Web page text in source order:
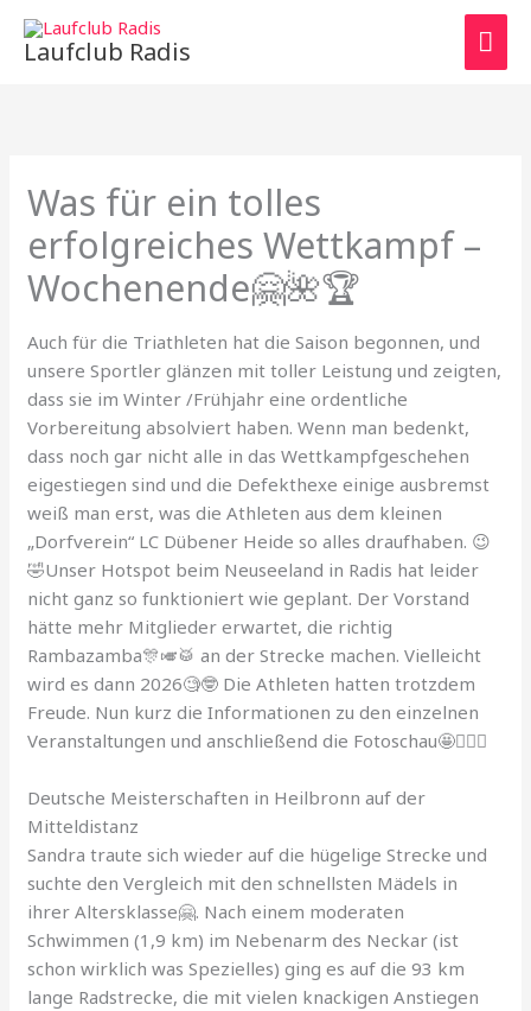
Zum
InhaltLaufclub Radis
Was für ein tolles
erfolgreiches Wettkampf –
Wochenende🤗🌺🏆
Auch für die Triathleten hat die Saison begonnen, und
unsere Sportler glänzen mit toller Leistung und zeigten,
dass sie im Winter /Frühjahr eine ordentliche
Vorbereitung absolviert haben. Wenn man bedenkt,
dass noch gar nicht alle in das Wettkampfgeschehen
eigestiegen sind und die Defekthexe einige ausbremst
weiß man erst, was die Athleten aus dem kleinen
„Dorfverein“ LC Dübener Heide so alles draufhaben. 😉
🤣Unser Hotspot beim Neuseeland in Radis hat leider
nicht ganz so funktioniert wie geplant. Der Vorstand
hätte mehr Mitglieder erwartet, die richtig
Rambazamba🎊🎺🥁 an der Strecke machen. Vielleicht
wird es dann 2026🧐🤓 Die Athleten hatten trotzdem
Freude. Nun kurz die Informationen zu den einzelnen
Veranstaltungen und anschließend die Fotoschau🤩🙋🏻‍♂️
Deutsche Meisterschaften in Heilbronn auf der
Mitteldistanz
Sandra traute sich wieder auf die hügelige Strecke und
suchte den Vergleich mit den schnellsten Mädels in
ihrer Altersklasse🤗. Nach einem moderaten
Schwimmen (1,9 km) im Nebenarm des Neckar (ist
schon wirklich was Spezielles) ging es auf die 93 km
lange Radstrecke, die mit vielen knackigen Anstiegen